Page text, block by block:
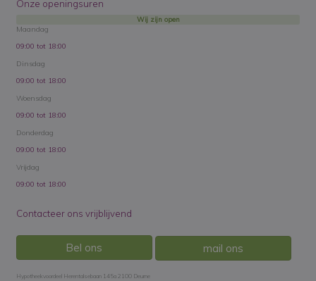
Onze openingsuren
Wij zijn open
Maandag
09:00 tot 18:00
Dinsdag
09:00 tot 18:00
Woensdag
09:00 tot 18:00
Donderdag
09:00 tot 18:00
Vrijdag
09:00 tot 18:00
Contacteer ons vrijblijvend
Bel ons mail ons
Hypotheekvoordeel Herentalsebaan 145a 2100 Deurne